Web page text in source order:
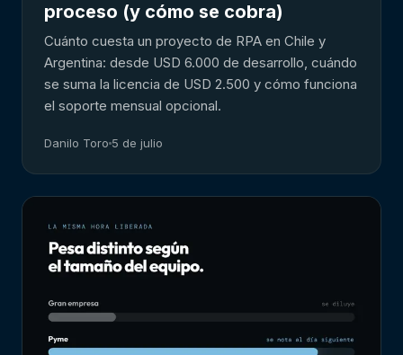
proceso (y cómo se cobra)
Cuánto cuesta un proyecto de RPA en Chile y
Argentina: desde USD 6.000 de desarrollo, cuándo
se suma la licencia de USD 2.500 y cómo funciona
el soporte mensual opcional.
Danilo Toro 5 de julio